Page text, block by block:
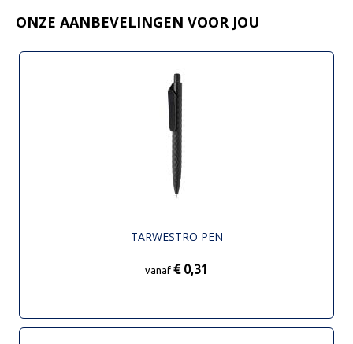
ONZE AANBEVELINGEN VOOR JOU
TARWESTRO PEN
vanaf € 0,31